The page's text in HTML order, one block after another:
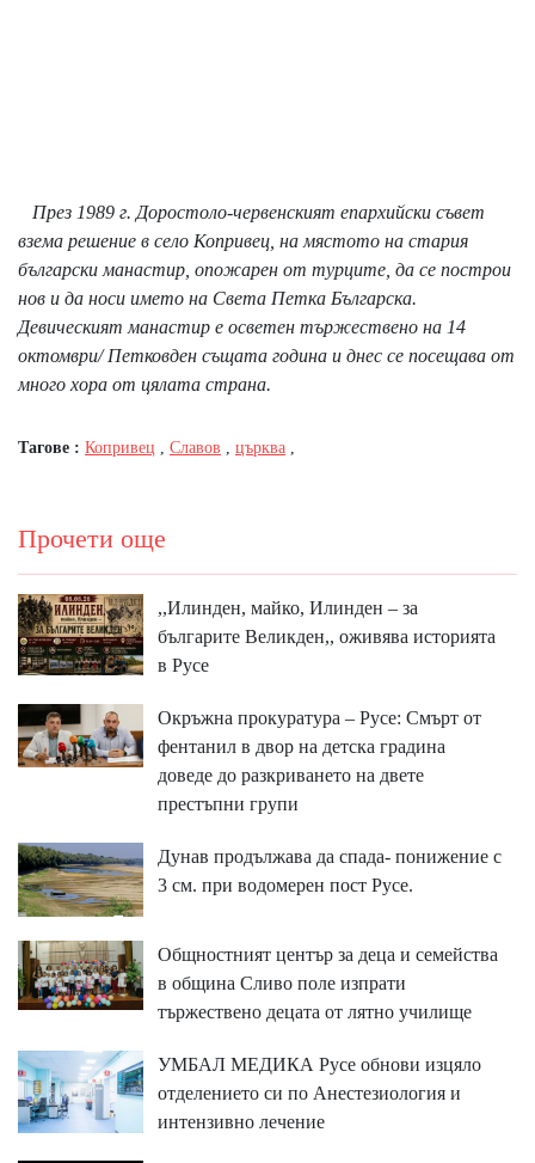
През 1989 г. Доростоло-червенският епархийски съвет
взема решение в село Копривец, на мястото на стария
български манастир, опожарен от турците, да се построи
нов и да носи името на Света Петка Българска.
Девическият манастир е осветен тържествено на 14
октомври/ Петковден същата година и днес се посещава от
много хора от цялата страна.
Тагове : Копривец , Славов , църква ,
Прочети още
,,Илинден, майко, Илинден – за
българите Великден,, оживява историята
в Русе
Окръжна прокуратура – Русе: Смърт от
фентанил в двор на детска градина
доведе до разкриването на двете
престъпни групи
Дунав продължава да спада- понижение с
3 см. при водомерен пост Русе.
Общностният център за деца и семейства
в община Сливо поле изпрати
тържествено децата от лятно училище
УМБАЛ МЕДИКА Русе обнови изцяло
отделението си по Анестезиология и
интензивно лечение